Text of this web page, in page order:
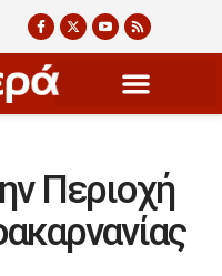
Περιοχή